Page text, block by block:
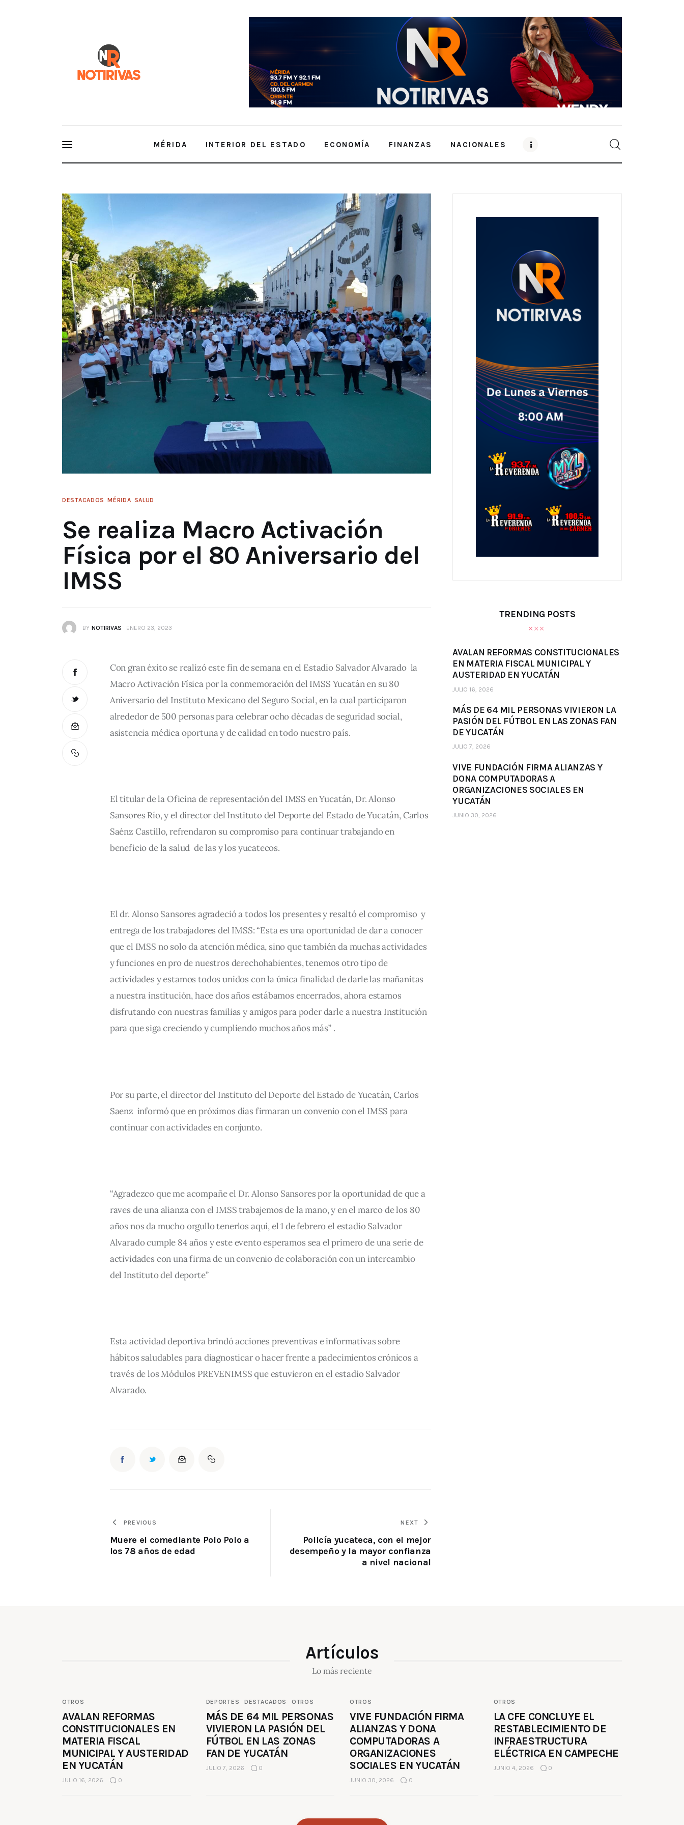
MÉRIDA INTERIOR DEL ESTADO ECONOMÍA FINANZAS NACIONALES
DESTACADOS MÉRIDA SALUD
Se realiza Macro Activación
Física por el 80 Aniversario del
IMSS
BY NOTIRIVAS ENERO 23, 2023
Con gran éxito se realizó este fin de semana en el Estadio Salvador Alvarado  la
Macro Activación Física por la conmemoración del IMSS Yucatán en su 80
Aniversario del Instituto Mexicano del Seguro Social, en la cual participaron
alrededor de 500 personas para celebrar ocho décadas de seguridad social,
asistencia médica oportuna y de calidad en todo nuestro país.
El titular de la Oficina de representación del IMSS en Yucatán, Dr. Alonso
Sansores Río, y el director del Instituto del Deporte del Estado de Yucatán, Carlos
Saénz Castillo, refrendaron su compromiso para continuar trabajando en
beneficio de la salud  de las y los yucatecos.
El dr. Alonso Sansores agradeció a todos los presentes y resaltó el compromiso  y
entrega de los trabajadores del IMSS: “Esta es una oportunidad de dar a conocer
que el IMSS no solo da atención médica, sino que también da muchas actividades
y funciones en pro de nuestros derechohabientes, tenemos otro tipo de
actividades y estamos todos unidos con la única finalidad de darle las mañanitas
a nuestra institución, hace dos años estábamos encerrados, ahora estamos
disfrutando con nuestras familias y amigos para poder darle a nuestra Institución
para que siga creciendo y cumpliendo muchos años más” .
Por su parte, el director del Instituto del Deporte del Estado de Yucatán, Carlos
Saenz  informó que en próximos días firmaran un convenio con el IMSS para
continuar con actividades en conjunto.
“Agradezco que me acompañe el Dr. Alonso Sansores por la oportunidad de que a
raves de una alianza con el IMSS trabajemos de la mano, y en el marco de los 80
años nos da mucho orgullo tenerlos aquí, el 1 de febrero el estadio Salvador
Alvarado cumple 84 años y este evento esperamos sea el primero de una serie de
actividades con una firma de un convenio de colaboración con un intercambio
del Instituto del deporte”
Esta actividad deportiva brindó acciones preventivas e informativas sobre
hábitos saludables para diagnosticar o hacer frente a padecimientos crónicos a
través de los Módulos PREVENIMSS que estuvieron en el estadio Salvador
Alvarado.
PREVIOUS
Muere el comediante Polo Polo a
los 78 años de edad
NEXT
Policía yucateca, con el mejor
desempeño y la mayor confianza
a nivel nacional
TRENDING POSTS
AVALAN REFORMAS CONSTITUCIONALES
EN MATERIA FISCAL MUNICIPAL Y
AUSTERIDAD EN YUCATÁN
JULIO 16, 2026
MÁS DE 64 MIL PERSONAS VIVIERON LA
PASIÓN DEL FÚTBOL EN LAS ZONAS FAN
DE YUCATÁN
JULIO 7, 2026
VIVE FUNDACIÓN FIRMA ALIANZAS Y
DONA COMPUTADORAS A
ORGANIZACIONES SOCIALES EN
YUCATÁN
JUNIO 30, 2026
Artículos
Lo más reciente
OTROS
AVALAN REFORMAS
CONSTITUCIONALES EN
MATERIA FISCAL
MUNICIPAL Y AUSTERIDAD
EN YUCATÁN
JULIO 16, 2026 0
DEPORTES DESTACADOS OTROS
MÁS DE 64 MIL PERSONAS
VIVIERON LA PASIÓN DEL
FÚTBOL EN LAS ZONAS
FAN DE YUCATÁN
JULIO 7, 2026 0
OTROS
VIVE FUNDACIÓN FIRMA
ALIANZAS Y DONA
COMPUTADORAS A
ORGANIZACIONES
SOCIALES EN YUCATÁN
JUNIO 30, 2026 0
OTROS
LA CFE CONCLUYE EL
RESTABLECIMIENTO DE
INFRAESTRUCTURA
ELÉCTRICA EN CAMPECHE
JUNIO 4, 2026 0